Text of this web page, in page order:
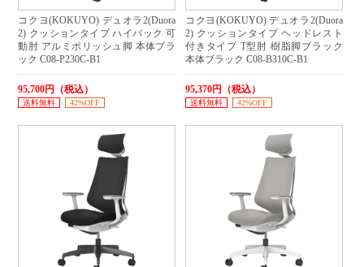
コクヨ(KOKUYO) デュオラ2(Duora
2) クッションタイプ ハイバック 可
動肘 アルミポリッシュ脚 本体ブラ
ック C08-P230C-B1
95,700円（税込）
送料無料 42%OFF
コクヨ(KOKUYO) デュオラ2(Duora
2) クッションタイプ ヘッドレスト
付きタイプ T型肘 樹脂脚ブラック
本体ブラック C08-B310C-B1
95,370円（税込）
送料無料 42%OFF